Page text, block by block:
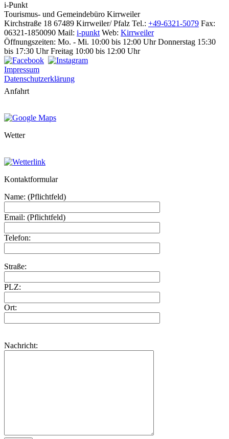
i-Punkt
Tourismus- und Gemeindebüro Kirrweiler
Kirchstraße 18 67489 Kirrweiler/ Pfalz Tel.: +49-6321-5079 Fax:
06321-1850090 Mail: i-punkt Web: Kirrweiler
Öffnungszeiten: Mo. - Mi. 10:00 bis 12:00 Uhr Donnerstag 15:30
bis 17:30 Uhr Freitag 10:00 bis 12:00 Uhr
Impressum
Datenschutzerklärung
Anfahrt
Wetter
Kontaktformular
Name: (Pflichtfeld)
Email: (Pflichtfeld)
Telefon:
Straße:
PLZ:
Ort:
Nachricht: